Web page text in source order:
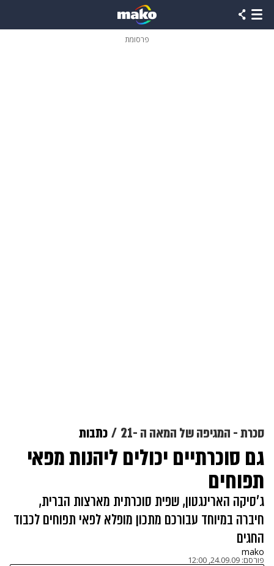
פרסומת
סכרת - המגיפה של המאה ה -21 כתבות
גם סוכרתיים יכולים ליהנות מפאי
תפוחים
ג'סיקה הארינגטון, שפית סוכרתית מארצות הברית,
חיברה במיוחד עבורכם מתכון מופלא לפאי תפוחים לכבוד
החגים
mako
פורסם: 24.09.09, 12:00